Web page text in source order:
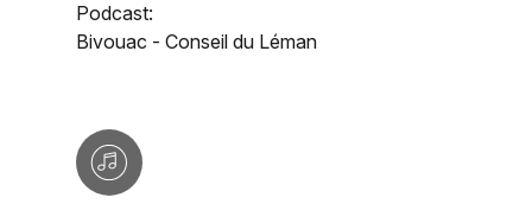
Podcast:
Bivouac - Conseil du Léman